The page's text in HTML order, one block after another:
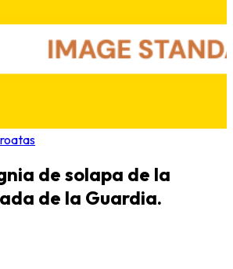
de solapa de la
de la Guardia.